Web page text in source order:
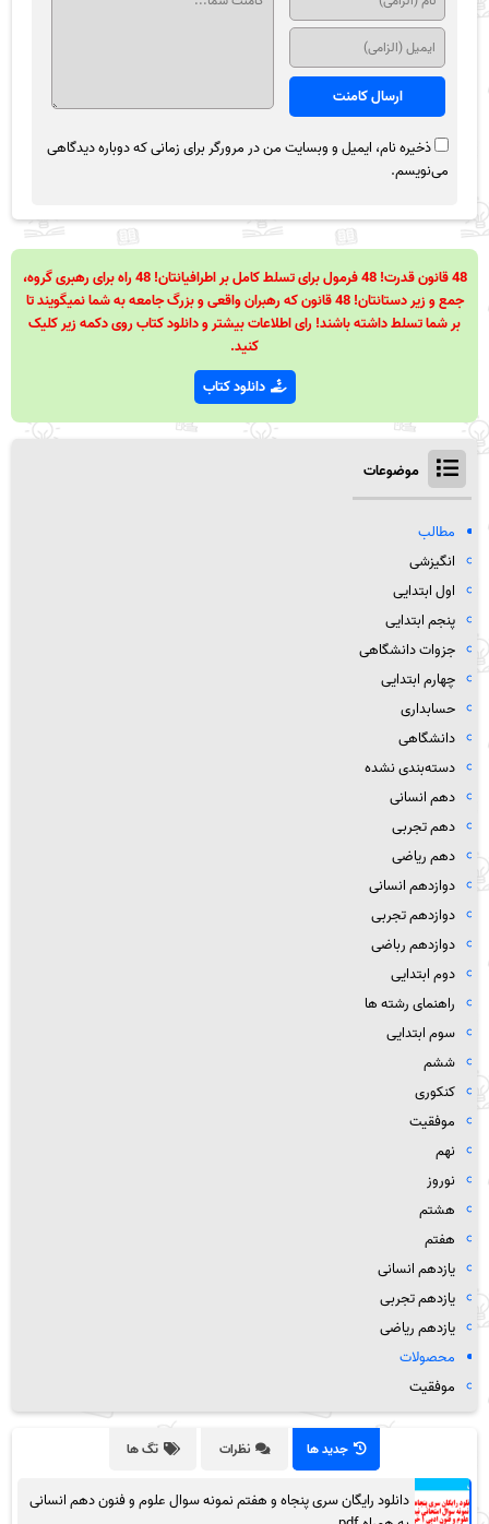
ذخیره نام، ایمیل و وبسایت من در مرورگر برای زمانی که دوباره دیدگاهی
می‌نویسم.
48 قانون قدرت! 48 فرمول برای تسلط کامل بر اطرافیانتان! 48 راه برای رهبری گروه،
جمع و زیر دستانتان! 48 قانون که رهبران واقعی و بزرگ جامعه به شما نمیگویند تا
بر شما تسلط داشته باشند! رای اطلاعات بیشتر و دانلود کتاب روی دکمه زیر کلیک
کنید.
دانلود کتاب
موضوعات
مطالب
انگیزشی
اول ابتدایی
پنجم ابتدایی
جزوات دانشگاهی
چهارم ابتدایی
حسابداری
دانشگاهی
دسته‌بندی نشده
دهم انسانی
دهم تجربی
دهم ریاضی
دوازدهم انسانی
دوازدهم تجربی
دوازدهم رباضی
دوم ابتدایی
راهنمای رشته ها
سوم ابتدایی
ششم
کنکوری
موفقیت
نهم
نوروز
هشتم
هفتم
یازدهم انسانی
یازدهم تجربی
یازدهم ریاضی
محصولات
موفقیت
جدید ها نظرات تگ ها
دانلود رایگان سری پنجاه و هفتم نمونه سوال علوم و فنون دهم انسانی